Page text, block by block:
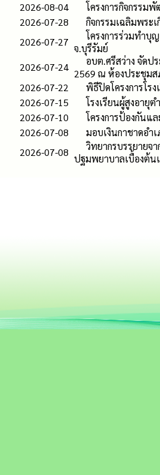
2026-08-04
โครงการกิจกรรม
2026-07-28
กิจกรรมเฉลิมพระ
2026-07-27
โครงการร่วมทำ
จ.บุรีรัมย์
2026-07-24
อบต.ศรีสว่าง จัดป
2569 ณ ห้องประชุมส
2026-07-22
พิธีปิดโครงการโร
2026-07-15
โรงเรียนผู้สูงอายุ
2026-07-10
โครงการป้องกันแ
2026-07-08
มอบเงินกาชาดอ
2026-07-08
วิทยากรบรรยายจ
ปฐมพยาบาลเบื้องต้น